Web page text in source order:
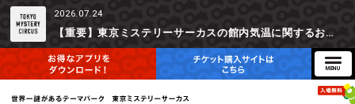
2026.07.24
【重要】東京ミステリーサーカスの館内気温に関するお詫びとご参加辞退時の返金対応について